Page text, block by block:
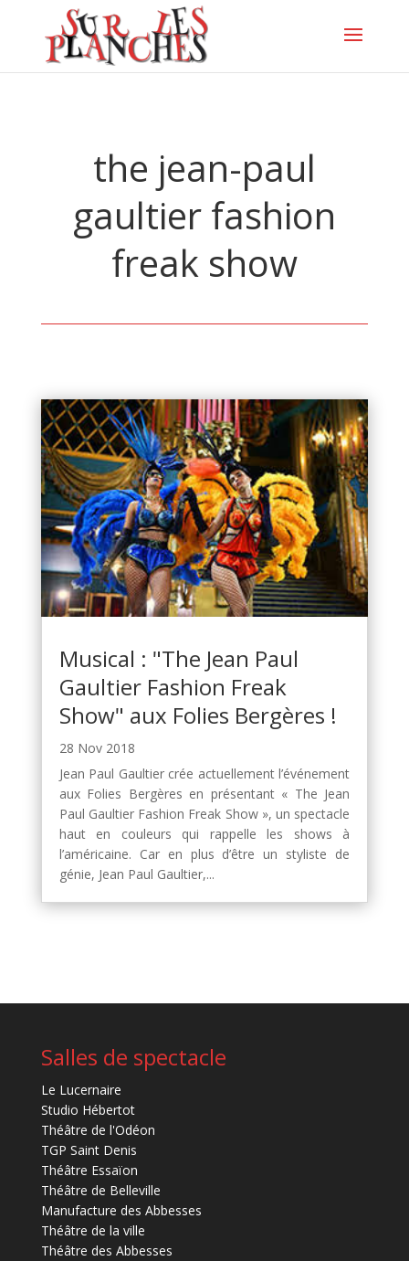
the jean-paul
gaultier fashion
freak show
Musical : "The Jean Paul
Gaultier Fashion Freak
Show" aux Folies Bergères !
28 Nov 2018
Jean Paul Gaultier crée actuellement l’événement
aux Folies Bergères en présentant « The Jean
Paul Gaultier Fashion Freak Show », un spectacle
haut en couleurs qui rappelle les shows à
l’américaine. Car en plus d’être un styliste de
génie, Jean Paul Gaultier,...
Salles de spectacle
Le Lucernaire
Studio Hébertot
Théâtre de l'Odéon
TGP Saint Denis
Théâtre Essaïon
Théâtre de Belleville
Manufacture des Abbesses
Théâtre de la ville
Théâtre des Abbesses